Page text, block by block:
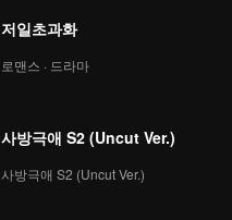
저일초과화
로맨스 · 드라마
사방극애 S2 (Uncut Ver.)
사방극애 S2 (Uncut Ver.)